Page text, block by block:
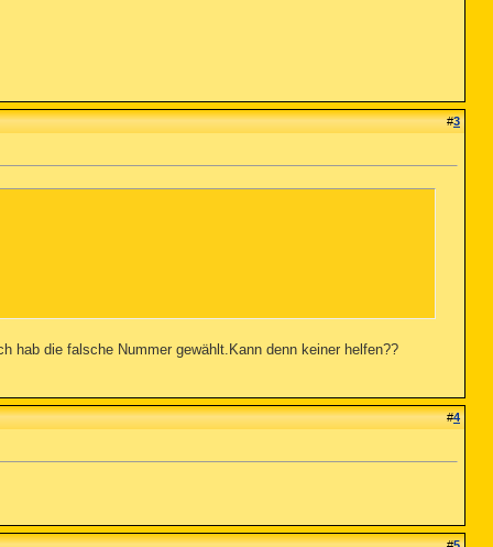
#3
hab die falsche Nummer gewählt.Kann denn keiner helfen??
#4